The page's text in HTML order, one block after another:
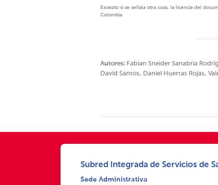
Excepto si se señala otra cosa, la licencia del
Colombia
Autores: Fabian Sneider Sanabria
David Santos, Daniel Huertas Rojas,
Subred Integrada de Servicios de
Sede Administrativa